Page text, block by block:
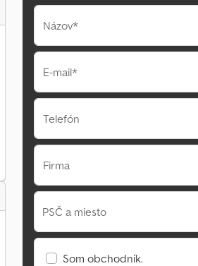
Názov*
E-mail*
Telefón
Firma
PSČ a miesto
Som obchodník.